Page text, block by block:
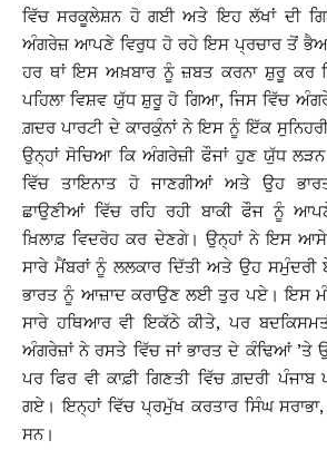
ਵਿੱਚ ਸਰਕੂਲੇਸ਼ਨ ਹੋ ਗਈ ਅਤੇ ਇਹ ਲੱਖਾਂ ਦੀ
ਅੰਗਰੇਜ਼ ਆਪਣੇ ਵਿਰੁਧ ਹੋ ਰਹੇ ਇਸ ਪ੍ਰਚਾਰ ਤੋਂ
ਹਰ ਥਾਂ ਇਸ ਅਖ਼ਬਾਰ ਨੂੰ ਜ਼ਬਤ ਕਰਨਾ ਸ਼ੁਰੂ ਕਰ
ਪਹਿਲਾ ਵਿਸ਼ਵ ਯੁੱਧ ਸ਼ੁਰੂ ਹੋ ਗਿਆ, ਜਿਸ ਵਿੱਚ
ਗ਼ਦਰ ਪਾਰਟੀ ਦੇ ਕਾਰਕੁੰਨਾਂ ਨੇ ਇਸ ਨੂੰ ਇੱਕ
ਉਨ੍ਹਾਂ ਸੋਚਿਆ ਕਿ ਅੰਗਰੇਜ਼ੀ ਫੌਜਾਂ ਹੁਣ ਯੁੱਧ
ਵਿੱਚ ਤਾਇਨਾਤ ਹੋ ਜਾਣਗੀਆਂ ਅਤੇ ਉਹ
ਛਾਉਣੀਆਂ ਵਿੱਚ ਰਹਿ ਰਹੀ ਬਾਕੀ ਫੌਜ ਨੂੰ
ਖ਼ਿਲਾਫ਼ ਵਿਦਰੋਹ ਕਰ ਦੇਣਗੇ। ਉਨ੍ਹਾਂ ਨੇ ਇਸ
ਸਾਰੇ ਮੈਂਬਰਾਂ ਨੂੰ ਲਲਕਾਰ ਦਿੱਤੀ ਅਤੇ ਉਹ ਸਮੁੰਦਰੀ
ਭਾਰਤ ਨੂੰ ਆਜ਼ਾਦ ਕਰਾਉਣ ਲਈ ਤੁਰ ਪਏ। ਇਸ
ਸਾਰੇ ਹਥਿਆਰ ਵੀ ਇਕੱਠੇ ਕੀਤੇ, ਪਰ
ਅੰਗਰੇਜ਼ਾਂ ਨੇ ਰਸਤੇ ਵਿੱਚ ਜਾਂ ਭਾਰਤ ਦੇ ਕੰਢਿਆਂ ’ਤੇ
ਪਰ ਫਿਰ ਵੀ ਕਾਫ਼ੀ ਗਿਣਤੀ ਵਿੱਚ ਗ਼ਦਰੀ ਪੰਜਾਬ
ਗਏ। ਇਨ੍ਹਾਂ ਵਿੱਚ ਪ੍ਰਮੁੱਖ ਕਰਤਾਰ ਸਿੰਘ
ਸਨ।